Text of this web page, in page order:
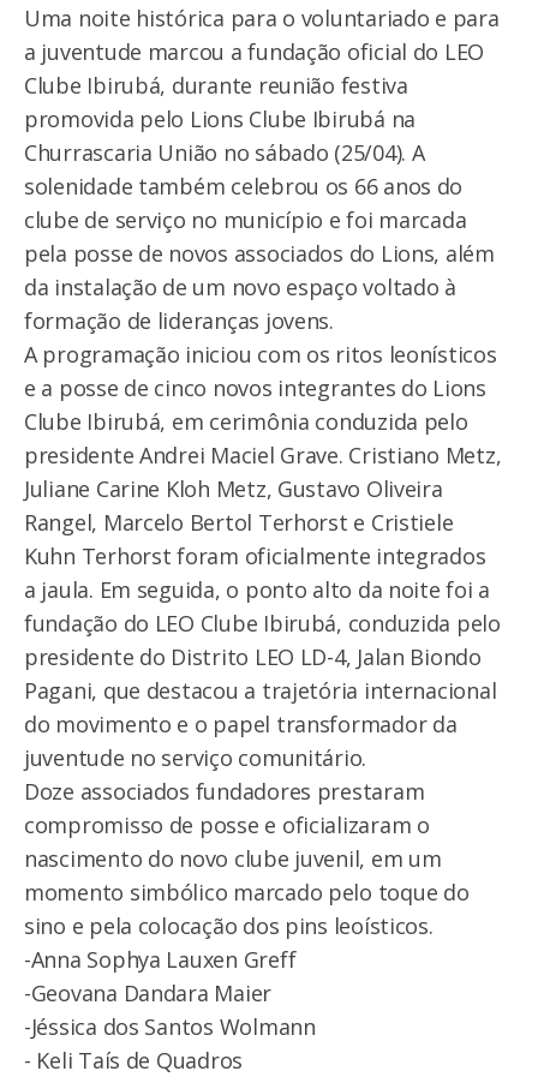
Uma noite histórica para o voluntariado e para
a juventude marcou a fundação oficial do LEO
Clube Ibirubá, durante reunião festiva
promovida pelo Lions Clube Ibirubá na
Churrascaria União no sábado (25/04). A
solenidade também celebrou os 66 anos do
clube de serviço no município e foi marcada
pela posse de novos associados do Lions, além
da instalação de um novo espaço voltado à
formação de lideranças jovens.
A programação iniciou com os ritos leonísticos
e a posse de cinco novos integrantes do Lions
Clube Ibirubá, em cerimônia conduzida pelo
presidente Andrei Maciel Grave. Cristiano Metz,
Juliane Carine Kloh Metz, Gustavo Oliveira
Rangel, Marcelo Bertol Terhorst e Cristiele
Kuhn Terhorst foram oficialmente integrados
a jaula. Em seguida, o ponto alto da noite foi a
fundação do LEO Clube Ibirubá, conduzida pelo
presidente do Distrito LEO LD-4, Jalan Biondo
Pagani, que destacou a trajetória internacional
do movimento e o papel transformador da
juventude no serviço comunitário.
Doze associados fundadores prestaram
compromisso de posse e oficializaram o
nascimento do novo clube juvenil, em um
momento simbólico marcado pelo toque do
sino e pela colocação dos pins leoísticos.
-Anna Sophya Lauxen Greff
-Geovana Dandara Maier
-Jéssica dos Santos Wolmann
- Keli Taís de Quadros